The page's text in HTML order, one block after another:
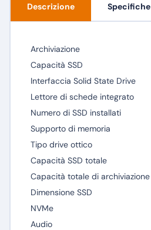
Descrizione Specifiche
Archiviazione
Capacità SSD
Interfaccia Solid State Drive
Lettore di schede integrato
Numero di SSD installati
Supporto di memoria
Tipo drive ottico
Capacità SSD totale
Capacità totale di archiviazione
Dimensione SSD
NVMe
Audio